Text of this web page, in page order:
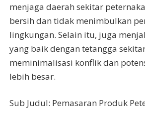
menjaga daerah sekitar
bersih dan tidak menimbulkan
lingkungan. Selain itu, juga
yang baik dengan tetangga
meminimalisasi konflik dan
lebih besar.
Sub Judul: Pemasaran Produk